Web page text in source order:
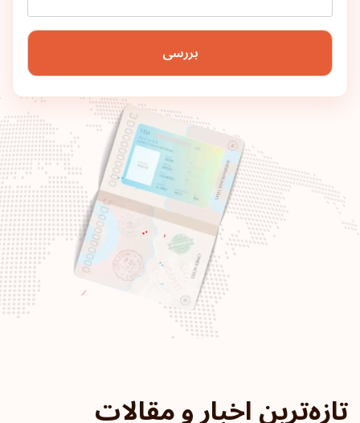
بریتانیا
مجارستان
مقاصد:186
کانادا
رتبه پاسپورت: 8 مقاصد:185
جمهوری چک
بررسی
تازه‌ترین اخبار و مقالات